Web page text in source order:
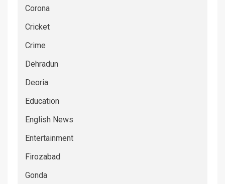
Corona
Cricket
Crime
Dehradun
Deoria
Education
English News
Entertainment
Firozabad
Gonda